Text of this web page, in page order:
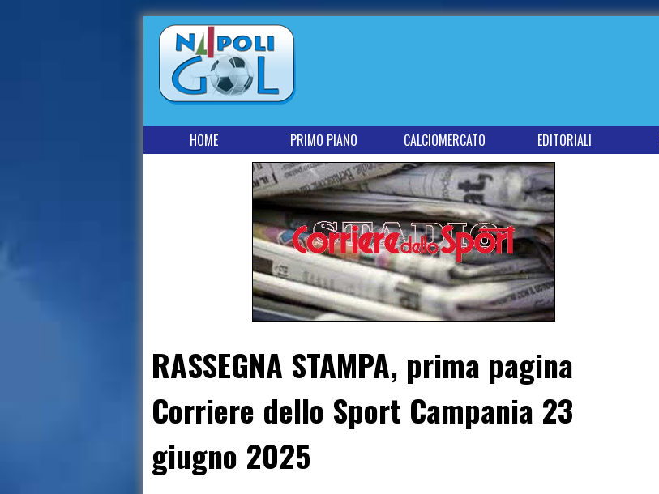
HOME PRIMO PIANO CALCIOMERCATO EDITORIALI
RASSEGNA STAMPA, prima pagina
Corriere dello Sport Campania 23
giugno 2025